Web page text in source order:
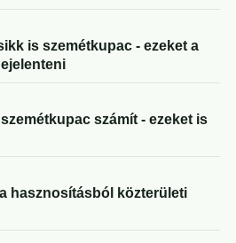
is szemétkupac - ezeket a
számít - ezeket is
hasznosításból közterületi